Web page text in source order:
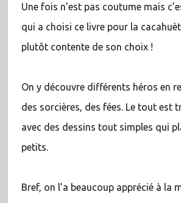
Une fois n’est pas coutume mais
qui a choisi ce livre pour la
plutôt contente de son choix !
On y découvre différents héros en
des sorcières, des fées. Le tout est
avec des dessins tout simples qui
petits.
Bref, on l’a beaucoup apprécié à la